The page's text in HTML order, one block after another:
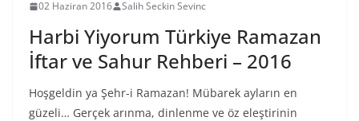
02 Haziran 2016 Salih Seckin Sevinc
Harbi Yiyorum Türkiye Ramazan
İftar ve Sahur Rehberi – 2016
Hoşgeldin ya Şehr-i Ramazan! Mübarek ayların en
güzeli… Gerçek arınma, dinlenme ve öz eleştirinin